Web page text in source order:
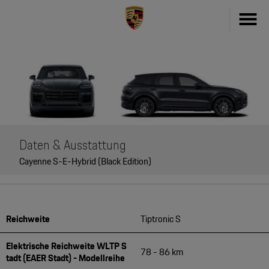
Taycan
Panamera
Cayenne
Neu- & Gebrauchtwagen
Zubehör
Driver's Selection Online-Shop
Online Services
My Porsche
Frag Porsche
Porsche Connect
Daten & Ausstattung
Cayenne S-E-Hybrid (Black Edition)
Reichweite
Tiptronic S
Elektrische Reichweite WLTP S
tadt (EAER Stadt) - Modellreihe
78 - 86 km